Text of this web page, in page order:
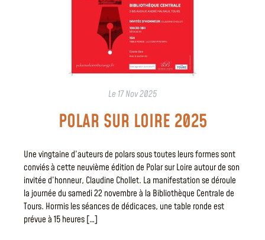
Le 17 Nov 2025
POLAR SUR LOIRE 2025
Une vingtaine d’auteurs de polars sous toutes leurs formes sont
conviés à cette neuvième édition de Polar sur Loire autour de son
invitée d’honneur, Claudine Chollet. La manifestation se déroule
la journée du samedi 22 novembre à la Bibliothèque Centrale de
Tours. Hormis les séances de dédicaces, une table ronde est
prévue à 15 heures […]